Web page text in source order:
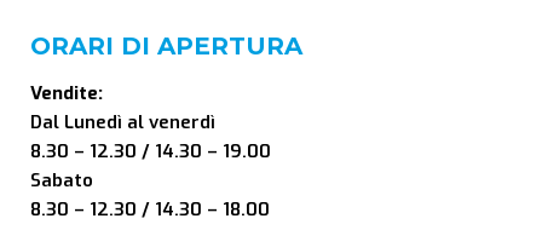
ORARI DI APERTURA
Vendite:
Dal Lunedì al venerdì
8.30 – 12.30 / 14.30 – 19.00
Sabato
8.30 – 12.30 / 14.30 – 18.00